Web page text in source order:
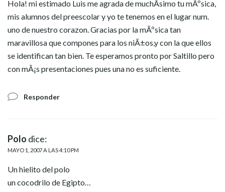
Hola! mi estimado Luis me agrada de muchÃ­simo tu mÃºsica,
mis alumnos del preescolar y yo te tenemos en el lugar num.
uno de nuestro corazon. Gracias por la mÃºsica tan
maravillosa que compones para los niÃ±os,y con la que ellos
se identifican tan bien. Te esperamos pronto por Saltillo pero
con mÃ¡s presentaciones pues una no es suficiente.
Responder
Polo dice:
MAYO 1, 2007 A LAS 4:10 PM
Un hielito del polo
un cocodrilo de Egipto…